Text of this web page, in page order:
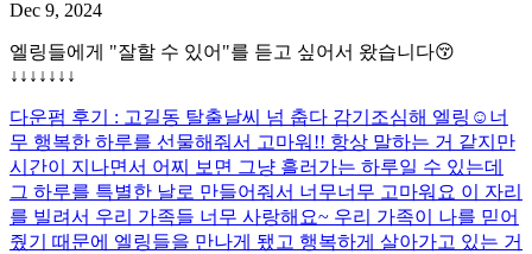
Dec 9, 2024
엘링들에게 "잘할 수 있어"를 듣고 싶어서 왔습니다😚
↓↓↓↓↓↓↓
다운펌 후기 : 고길동 탈출날씨 넘 춥다 감기조심해 엘링☺️ 너
무 행복한 하루를 선물해줘서 고마워!! 항상 말하는 거 같지만
시간이 지나면서 어찌 보면 그냥 흘러가는 하루일 수 있는데
그 하루를 특별한 날로 만들어줘서 너무너무 고마워요 이 자리
를 빌려서 우리 가족들 너무 사랑해요~ 우리 가족이 나를 믿어
줬기 때문에 엘링들을 만나게 됐고 행복하게 살아가고 있는 거